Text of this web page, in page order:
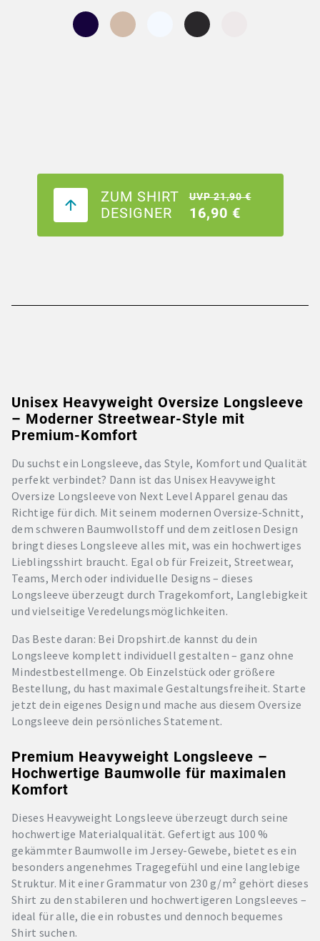
ZUM SHIRT
DESIGNER
UVP 21,90 €
16,90 €
Unisex Heavyweight Oversize Longsleeve
– Moderner Streetwear-Style mit
Premium-Komfort
Du suchst ein Longsleeve, das Style, Komfort und Qualität
perfekt verbindet? Dann ist das Unisex Heavyweight
Oversize Longsleeve von Next Level Apparel genau das
Richtige für dich. Mit seinem modernen Oversize-Schnitt,
dem schweren Baumwollstoff und dem zeitlosen Design
bringt dieses Longsleeve alles mit, was ein hochwertiges
Lieblingsshirt braucht. Egal ob für Freizeit, Streetwear,
Teams, Merch oder individuelle Designs – dieses
Longsleeve überzeugt durch Tragekomfort, Langlebigkeit
und vielseitige Veredelungsmöglichkeiten.
Das Beste daran: Bei Dropshirt.de kannst du dein
Longsleeve komplett individuell gestalten – ganz ohne
Mindestbestellmenge. Ob Einzelstück oder größere
Bestellung, du hast maximale Gestaltungsfreiheit. Starte
jetzt dein eigenes Design und mache aus diesem Oversize
Longsleeve dein persönliches Statement.
Premium Heavyweight Longsleeve –
Hochwertige Baumwolle für maximalen
Komfort
Dieses Heavyweight Longsleeve überzeugt durch seine
hochwertige Materialqualität. Gefertigt aus 100 %
gekämmter Baumwolle im Jersey-Gewebe, bietet es ein
besonders angenehmes Tragegefühl und eine langlebige
Struktur. Mit einer Grammatur von 230 g/m² gehört dieses
Shirt zu den stabileren und hochwertigeren Longsleeves –
ideal für alle, die ein robustes und dennoch bequemes
Shirt suchen.